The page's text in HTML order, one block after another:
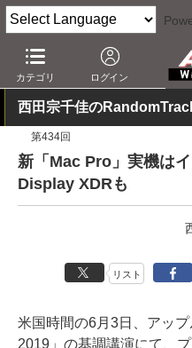
カテゴリ ログイン
AV Watch 製品 パソコン
西田宗千佳の
第434回
新「Mac Pro」実機は
Display XDRも
リスト
米国時間の6月3日、アッ
2019」の基調講演にて、